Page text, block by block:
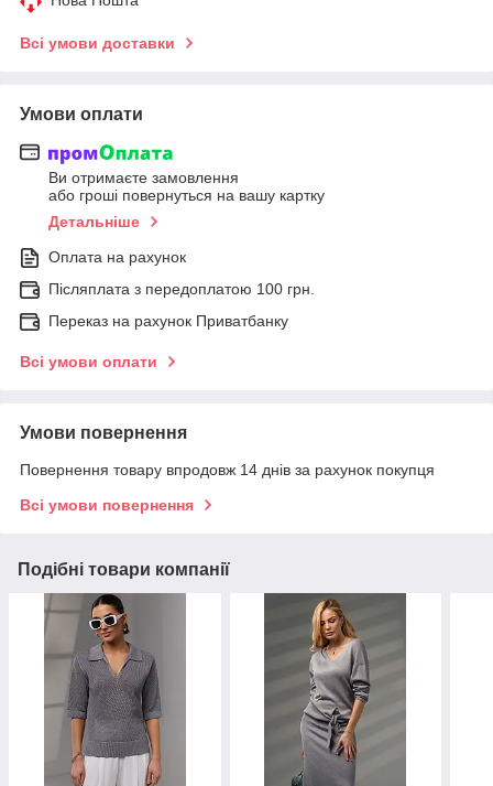
Всі умови доставки
Умови оплати
Ви отримаєте замовлення
або гроші повернуться на вашу картку
Детальніше
Оплата на рахунок
Післяплата з передоплатою 100 грн.
Переказ на рахунок Приватбанку
Всі умови оплати
Умови повернення
Повернення товару впродовж 14 днів за рахунок покупця
Всі умови повернення
Подібні товари компанії